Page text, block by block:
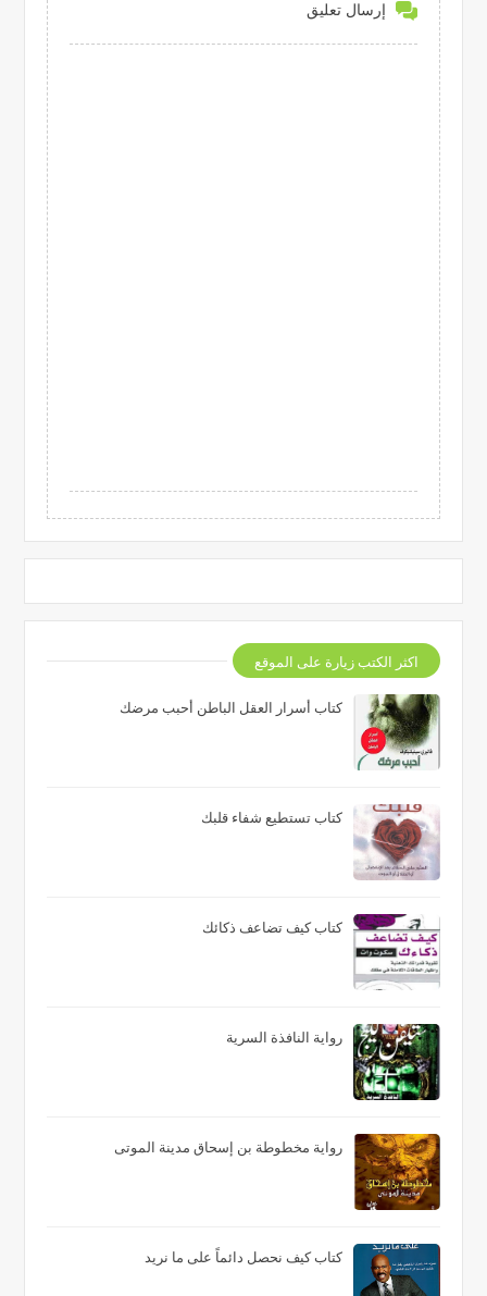
إرسال تعليق
اكثر الكتب زيارة على الموقع
كتاب أسرار العقل الباطن أحبب مرضك
كتاب تستطيع شفاء قلبك
كتاب كيف تضاعف ذكائك
رواية النافذة السرية
رواية مخطوطة بن إسحاق مدينة الموتى
كتاب كيف نحصل دائماً على ما نريد